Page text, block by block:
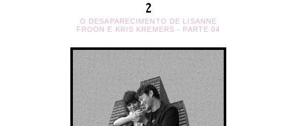
O DESAPARECIMENTO DE LISANNE
FROON E KRIS KREMERS - PARTE 04